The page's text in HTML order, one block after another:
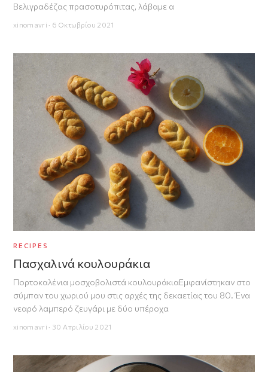
Βελιγραδέζας πρασοτυρόπιτας, λάβαμε α
xinomavri · 6 Οκτωβρίου 2021
RECIPES
Πασχαλινά κουλουράκια
Πορτοκαλένια μοσχοβολιστά κουλουράκιαΕμφανίστηκαν στο
σύμπαν του χωριού μου στις αρχές της δεκαετίας του 80. Ένα
νεαρό λαμπερό ζευγάρι με δύο υπέροχα
xinomavri · 30 Απριλίου 2021